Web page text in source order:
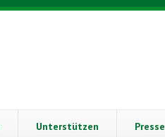
Unterstützen Presse